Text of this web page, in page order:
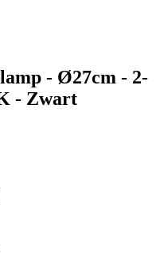
- Ø27cm - 2-
- Zwart